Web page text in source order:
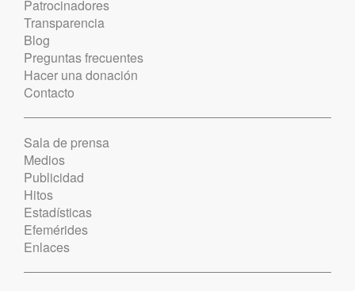
Patrocinadores
Transparencia
Blog
Preguntas frecuentes
Hacer una donación
Contacto
Sala de prensa
Medios
Publicidad
Hitos
Estadísticas
Efemérides
Enlaces